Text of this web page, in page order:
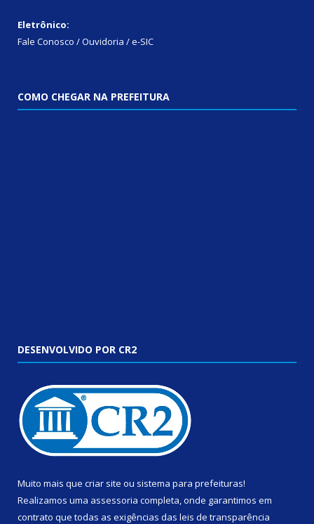
Eletrônico:
Fale Conosco / Ouvidoria / e-SIC
COMO CHEGAR NA PREFEITURA
DESENVOLVIDO POR CR2
Muito mais que criar site ou sistema para prefeituras!
Realizamos uma assessoria completa, onde garantimos em
contrato que todas as exigências das leis de transparência